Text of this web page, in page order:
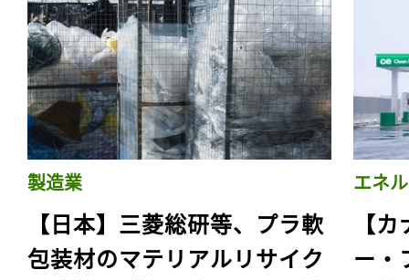
製造業
【日本】三菱総研等、プラ軟
包装材のマテリアルリサイク
エネ
【
ー・